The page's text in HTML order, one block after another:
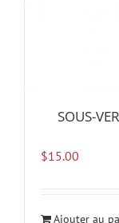
SOUS-
$15.00
Ajouter au